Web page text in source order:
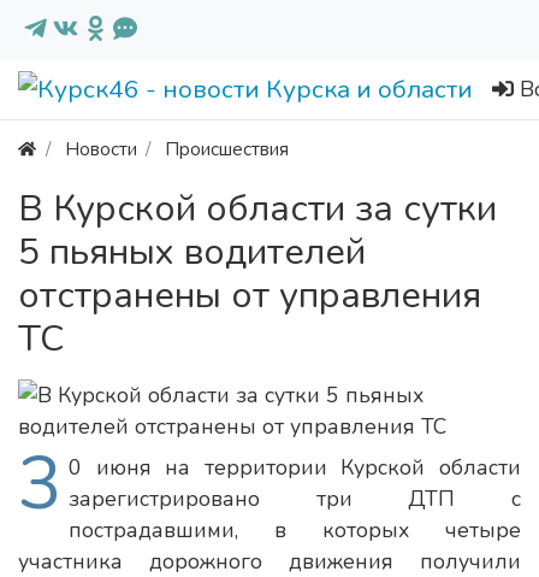
Новости Происшествия
В Курской области за сутки
5 пьяных водителей
отстранены от управления
ТС
3 0 июня на территории Курской области
зарегистрировано три ДТП с
пострадавшими, в которых четыре
участника дорожного движения получили